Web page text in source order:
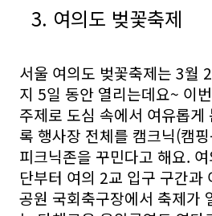
3. 여의도 벚꽃축제
서울 여의도 벚꽃축제는 3월
지 5일 동안 열리는데요~ 이
주제로 도심 속에서 여유롭게
록 행사장 전체를 캠크닉(캠
피크닉존을 꾸민다고 해요.
단부터 여의 2교 입구 구간과
공원 국회축구장에서 축제가